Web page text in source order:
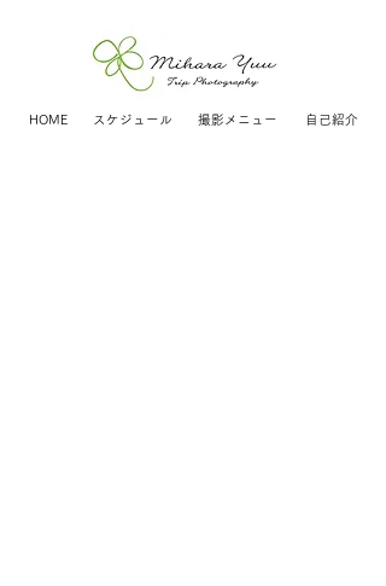
HOME スケジュール 撮影メニュー 自己紹介